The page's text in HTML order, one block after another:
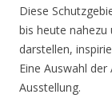
Diese
bis heute
darstellen,
Eine Auswahl
Ausstellung.